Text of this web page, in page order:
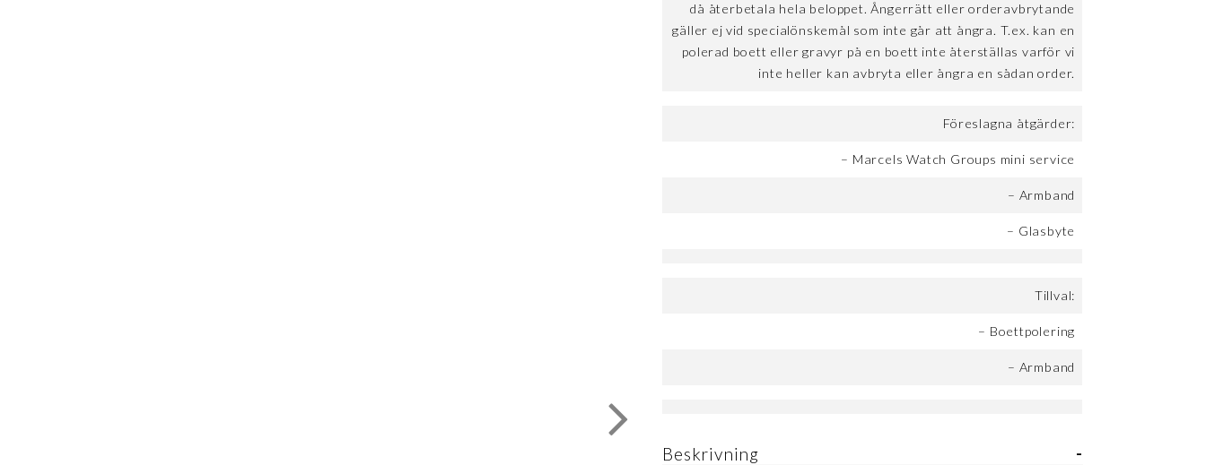
då återbetala hela beloppet. Ångerrätt eller orderavbrytande
gäller ej vid specialönskemål som inte går att ångra. T.ex. kan en
polerad boett eller gravyr på en boett inte återställas varför vi
inte heller kan avbryta eller ångra en sådan order.
Föreslagna åtgärder:
– Marcels Watch Groups mini service
– Armband
– Glasbyte
Tillval:
– Boettpolering
– Armband
Beskrivning